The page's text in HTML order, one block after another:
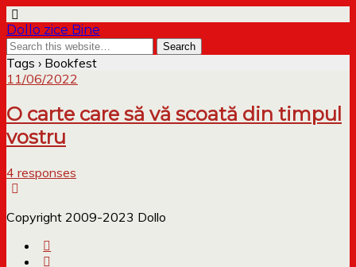
Dollo zice Bine
Tags › Bookfest
11/06/2022
O carte care să vă scoată din timpul
vostru
4 responses
Copyright 2009-2023 Dollo